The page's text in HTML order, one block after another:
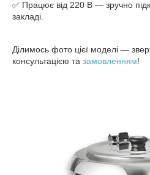
✅ Працює від 220 В — зручно
закладі.
Ділимось фото цієї моделі —
консультацією та замовленням!